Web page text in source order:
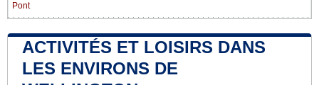
Pont
ACTIVITÉS ET LOISIRS DANS
LES ENVIRONS DE